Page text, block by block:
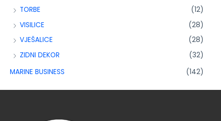
TORBE
(12)
VISILICE
(28)
VJEŠALICE
(28)
ZIDNI DEKOR
(32)
MARINE BUSINESS
(142)